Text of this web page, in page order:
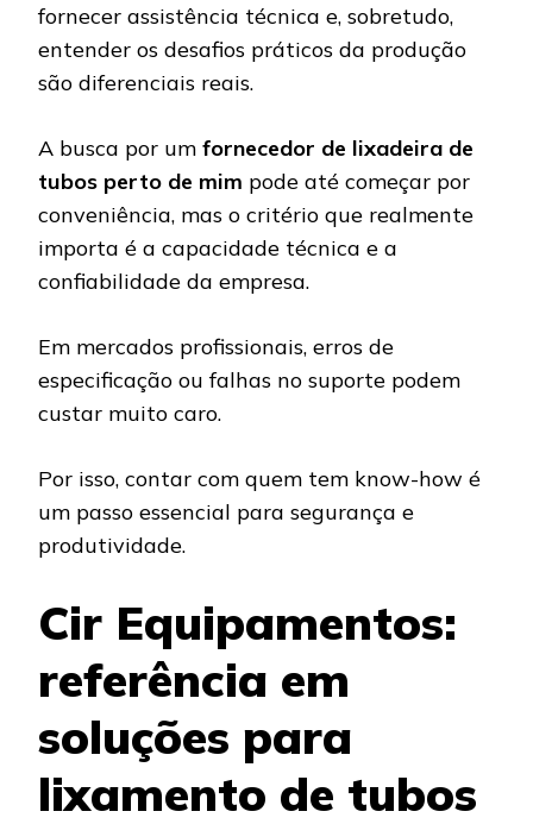
fornecer assistência técnica e, sobretudo,
entender os desafios práticos da produção
são diferenciais reais.
A busca por um fornecedor de lixadeira de
tubos perto de mim pode até começar por
conveniência, mas o critério que realmente
importa é a capacidade técnica e a
confiabilidade da empresa.
Em mercados profissionais, erros de
especificação ou falhas no suporte podem
custar muito caro.
Por isso, contar com quem tem know-how é
um passo essencial para segurança e
produtividade.
Cir Equipamentos:
referência em
soluções para
lixamento de tubos